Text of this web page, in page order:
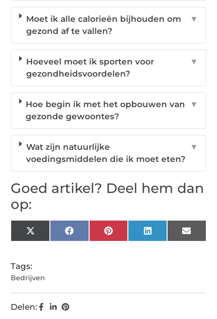
Moet ik alle calorieën bijhouden om
gezond af te vallen?
▼
Hoeveel moet ik sporten voor
gezondheidsvoordelen?
▼
Hoe begin ik met het opbouwen van
gezonde gewoontes?
▼
Wat zijn natuurlijke
voedingsmiddelen die ik moet eten?
▼
Goed artikel? Deel hem dan
op:
X
(Twitter)
FacebookPinterestLinkedIn Email
Tags:
Bedrijven
Delen: